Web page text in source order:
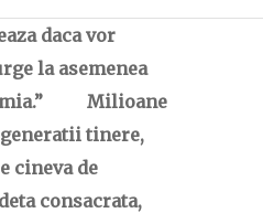
daca vor
la asemenea
Milioane
generatii tinere,
cineva de
consacrata,